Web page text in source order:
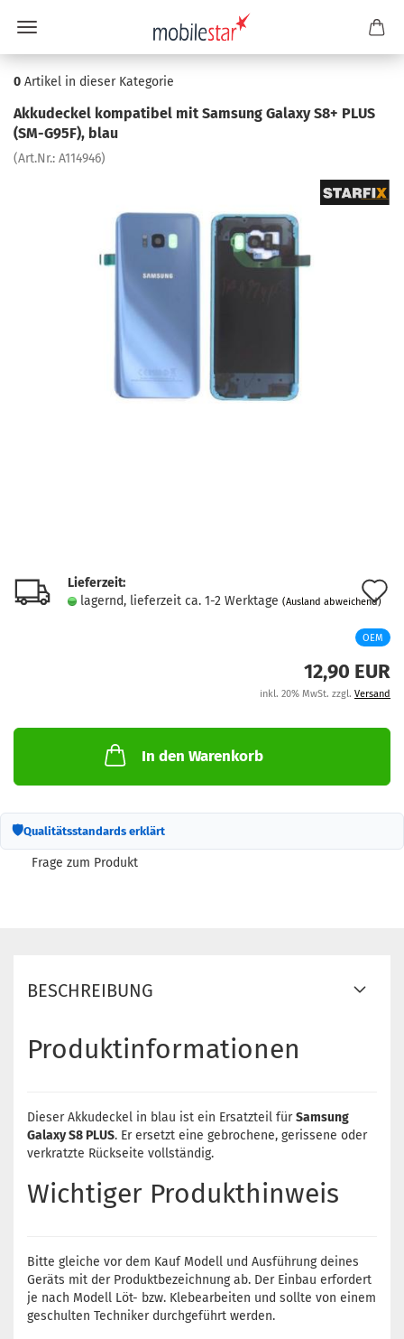
0 Artikel in dieser Kategorie
Ak­ku­de­ckel kom­pa­ti­bel mit Sam­sung Ga­la­xy S8+ PLUS
(SM-​G95F), blau
(Art.Nr.: A114946)
Lieferzeit:
lagernd, lieferzeit ca. 1-2 Werktage (Ausland abweichend)
OEM
12,90 EUR
inkl. 20% MwSt. zzgl. Versand
In den Warenkorb
🛡Qualitätsstandards erklärt
Frage zum Produkt
BESCHREIBUNG
Produktinformationen
Dieser Akkudeckel in blau ist ein Ersatzteil fürSamsung
Galaxy S8 PLUS. Er ersetzt eine gebrochene, gerissene oder
verkratzte Rückseite vollständig.
Wichtiger Produkthinweis
Bitte gleiche vor dem Kauf Modell und Ausführung deines
Geräts mit der Produktbezeichnung ab. Der Einbau erfordert
je nach Modell Löt- bzw. Klebearbeiten und sollte von einem
geschulten Techniker durchgeführt werden.